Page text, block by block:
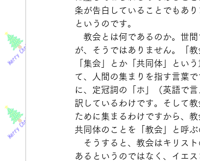
条が告白していることでもあ
というのです。
教会とは何であるのか。世間
が、そうではありません。「
「集会」とか「共同体」とい
て、人間の集まりを指す言葉
に、定冠詞の「ホ」（英語で
訳しているわけです。そして
ために集まるわけですから、
共同体のことを「教会」と呼ぶ
そうすると、教会はキリスト
あるというのではなく、イエ